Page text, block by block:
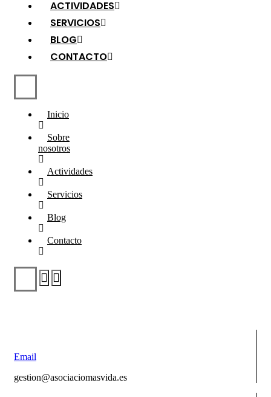
ACTIVIDADES
SERVICIOS
BLOG
CONTACTO
Inicio
Sobre
nosotros
Actividades
Servicios
Blog
Contacto
Email
gestion@asociaciomasvida.es